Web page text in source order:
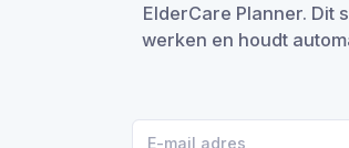
ElderCare Planner. Dit
werken en houdt